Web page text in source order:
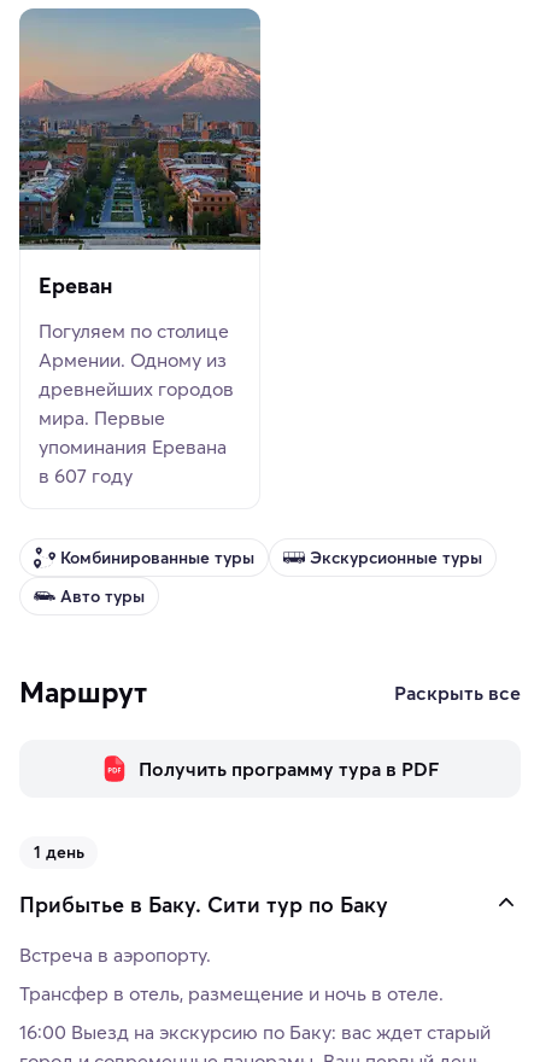
Ереван
Погуляем по столице
Армении. Одному из
древнейших городов
мира. Первые
упоминания Еревана
в 607 году
Комбинированные туры
Экскурсионные туры
Авто туры
Маршрут Раскрыть все
Получить программу тура в PDF
1 день
Прибытье в Баку. Сити тур по Баку
Встреча в аэропорту.
Трансфер в отель, размещение и ночь в отеле.
16:00 Выезд на экскурсию по Баку: вас ждет старый